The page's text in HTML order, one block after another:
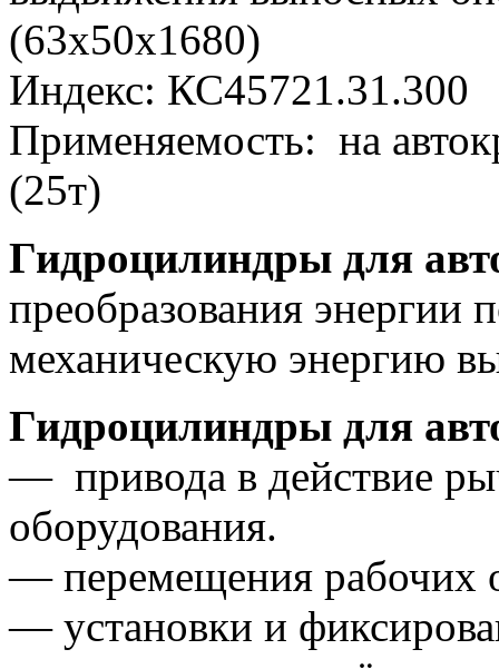
(63х50х1680)
Индекс: КС45721.31.300
Применяемость: на
(25т)
Гидроцилиндры для
преобразования энергии
механическую энергию
Гидроцилиндры для
— привода в действие
оборудования.
— перемещения рабочих
— установки и